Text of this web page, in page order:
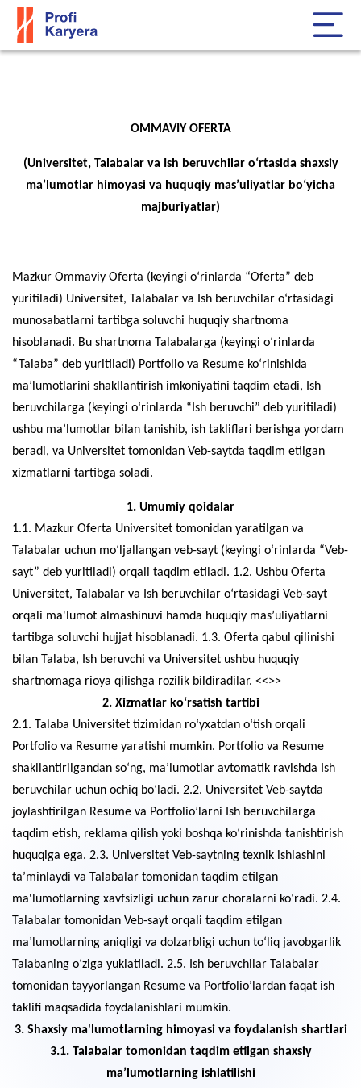
OMMAVIY OFERTA
(Universitet, Talabalar va Ish beruvchilar o‘rtasida shaxsiy
ma’lumotlar himoyasi va huquqiy mas’uliyatlar bo‘yicha
majburiyatlar)
Mazkur Ommaviy Oferta (keyingi o‘rinlarda “Oferta” deb
yuritiladi) Universitet, Talabalar va Ish beruvchilar o‘rtasidagi
munosabatlarni tartibga soluvchi huquqiy shartnoma
hisoblanadi. Bu shartnoma Talabalarga (keyingi o‘rinlarda
“Talaba” deb yuritiladi) Portfolio va Resume ko‘rinishida
ma’lumotlarini shakllantirish imkoniyatini taqdim etadi, Ish
beruvchilarga (keyingi o‘rinlarda “Ish beruvchi” deb yuritiladi)
ushbu ma’lumotlar bilan tanishib, ish takliflari berishga yordam
beradi, va Universitet tomonidan Veb-saytda taqdim etilgan
xizmatlarni tartibga soladi.
1. Umumiy qoidalar
1.1. Mazkur Oferta Universitet tomonidan yaratilgan va
Talabalar uchun mo‘ljallangan veb-sayt (keyingi o‘rinlarda “Veb-
sayt” deb yuritiladi) orqali taqdim etiladi. 1.2. Ushbu Oferta
Universitet, Talabalar va Ish beruvchilar o‘rtasidagi Veb-sayt
orqali ma'lumot almashinuvi hamda huquqiy mas’uliyatlarni
tartibga soluvchi hujjat hisoblanadi. 1.3. Oferta qabul qilinishi
bilan Talaba, Ish beruvchi va Universitet ushbu huquqiy
shartnomaga rioya qilishga rozilik bildiradilar. <<>>
2. Xizmatlar ko‘rsatish tartibi
2.1. Talaba Universitet tizimidan ro‘yxatdan o‘tish orqali
Portfolio va Resume yaratishi mumkin. Portfolio va Resume
shakllantirilgandan so‘ng, ma’lumotlar avtomatik ravishda Ish
beruvchilar uchun ochiq bo‘ladi. 2.2. Universitet Veb-saytda
joylashtirilgan Resume va Portfolio’larni Ish beruvchilarga
taqdim etish, reklama qilish yoki boshqa ko‘rinishda tanishtirish
huquqiga ega. 2.3. Universitet Veb-saytning texnik ishlashini
ta’minlaydi va Talabalar tomonidan taqdim etilgan
ma'lumotlarning xavfsizligi uchun zarur choralarni ko‘radi. 2.4.
Talabalar tomonidan Veb-sayt orqali taqdim etilgan
ma’lumotlarning aniqligi va dolzarbligi uchun to‘liq javobgarlik
Talabaning o‘ziga yuklatiladi. 2.5. Ish beruvchilar Talabalar
tomonidan tayyorlangan Resume va Portfolio’lardan faqat ish
taklifi maqsadida foydalanishlari mumkin.
3. Shaxsiy ma'lumotlarning himoyasi va foydalanish shartlari
3.1. Talabalar tomonidan taqdim etilgan shaxsiy
ma’lumotlarning ishlatilishi